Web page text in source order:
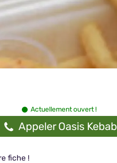
Actuellement ouvert !
Appeler Oasis Kebab
fiche !